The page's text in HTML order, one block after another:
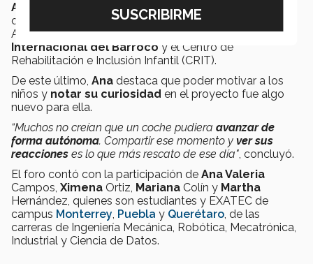
Ana participó en el segundo día delGirls Road Tour
con un recorrido que incluyó la Explanada de San
Andrés Cholula, la Exhacienda de Chautla, elMuseo
Internacional del Barroco y el Centro de
Rehabilitación e Inclusión Infantil (CRIT).
De este último, Ana destaca que poder motivar a los
niños y notar su curiosidad en el proyecto fue algo
nuevo para ella.
“Muchos no creían que un coche pudiera avanzar de
forma autónoma. Compartir ese momento y ver sus
reacciones es lo que más rescato de ese día", concluyó.
El foro contó con la participación de Ana Valeria
Campos, Ximena Ortiz, Mariana Colín y Martha
Hernández, quienes son estudiantes y EXATEC de
campus Monterrey, Puebla y Querétaro, de las
carreras de Ingeniería Mecánica, Robótica, Mecatrónica,
Industrial y Ciencia de Datos.